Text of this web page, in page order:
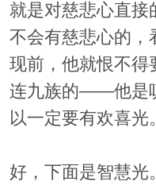
就是对慈悲心直接
不会有慈悲心的，
现前，他就恨不得
连九族的——他是
以一定要有欢喜光。
好，下面是智慧光